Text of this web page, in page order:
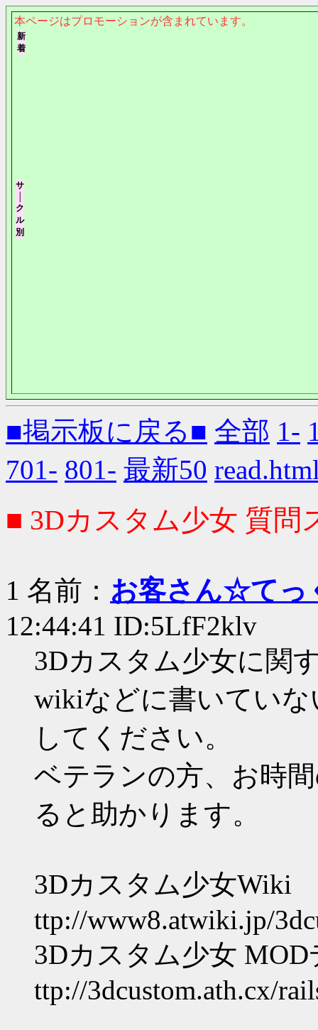
本ページはプロモーションが含まれています。
■掲示板に戻る■ 全部 1-
701- 801- 最新50
■ 3Dカスタム少女 質問
1 名前： お客さん☆てっ
12:44:41 ID:5LfF2klv
3Dカスタム少女に関
wikiなどに書いてい
してください。
ベテランの方、お時
ると助かります。
3Dカスタム少女Wiki
ttp://www8.atwiki.jp/
3Dカスタム少女
ttp://3dcustom.ath.cx/